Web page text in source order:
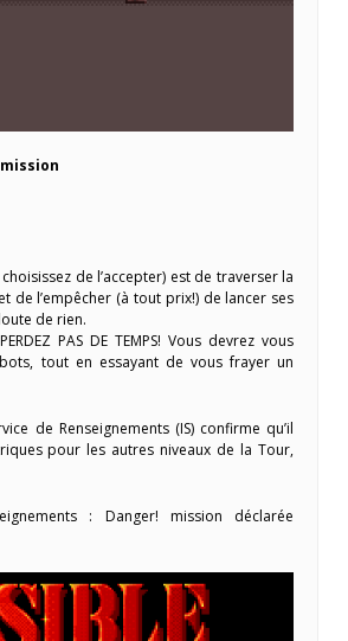
de l’accepter) est de traverser la
de l’empêcher (à tout prix!) de lancer ses
de rien.
PAS DE TEMPS! Vous devrez vous
tout en essayant de vous frayer un
de Renseignements (IS) confirme qu’il
pour les autres niveaux de la Tour,
: Danger! mission déclarée